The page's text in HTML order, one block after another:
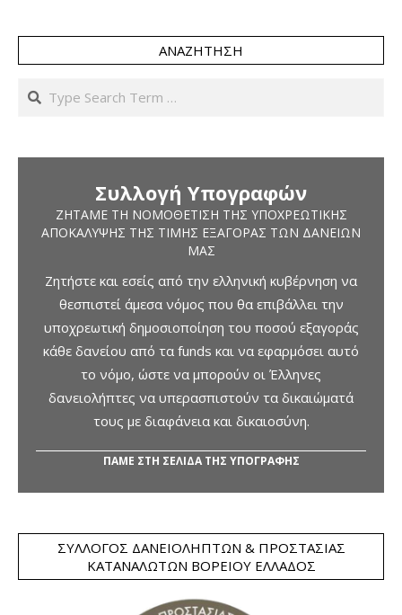
ΑΝΑΖΉΤΗΣΗ
Search
Συλλογή Υπογραφών
ΖΗΤΆΜΕ ΤΗ ΝΟΜΟΘΈΤΙΣΗ ΤΗΣ ΥΠΟΧΡΕΩΤΙΚΉΣ
ΑΠΟΚΆΛΥΨΗΣ ΤΗΣ ΤΙΜΉΣ ΕΞΑΓΟΡΆΣ ΤΩΝ ΔΑΝΕΊΩΝ
ΜΑΣ
Ζητήστε και εσείς από την ελληνική κυβέρνηση να
θεσπιστεί άμεσα νόμος που θα επιβάλλει την
υποχρεωτική δημοσιοποίηση του ποσού εξαγοράς
κάθε δανείου από τα funds και να εφαρμόσει αυτό
το νόμο, ώστε να μπορούν οι Έλληνες
δανειολήπτες να υπερασπιστούν τα δικαιώματά
τους με διαφάνεια και δικαιοσύνη.
ΠΑΜΕ ΣΤΗ ΣΕΛΙΔΑ ΤΗΣ ΥΠΟΓΡΑΦΗΣ
ΣΎΛΛΟΓΟΣ ΔΑΝΕΙΟΛΗΠΤΏΝ & ΠΡΟΣΤΑΣΊΑΣ
ΚΑΤΑΝΑΛΩΤΏΝ ΒΟΡΕΊΟΥ ΕΛΛΆΔΟΣ